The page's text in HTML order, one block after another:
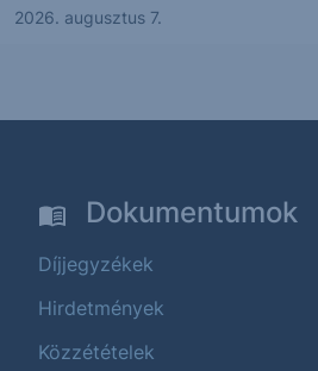
2026. augusztus 7.
Dokumentumok
Díjjegyzékek
Hirdetmények
Közzétételek